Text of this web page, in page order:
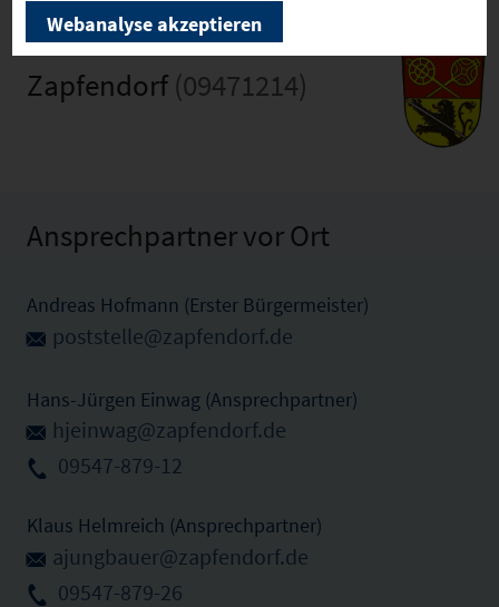
Zapfendorf (09471214)
Ansprechpartner vor Ort
Andreas Hofmann (Erster Bürgermeister)
poststelle@zapfendorf.de
Hans-Jürgen Einwag (Ansprechpartner)
hjeinwag@zapfendorf.de
09547-879-12
Klaus Helmreich (Ansprechpartner)
ajungbauer@zapfendorf.de
09547-879-26
Webanalyse akzeptieren